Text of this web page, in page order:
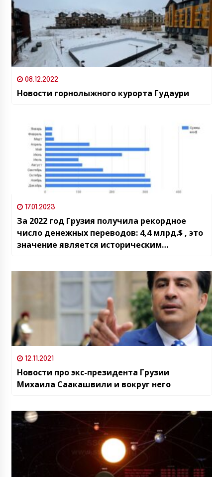
08.12.2022
Новости горнолыжного курорта Гудаури
17.01.2023
За 2022 год Грузия получила рекордное
число денежных переводов: 4,4 млрд.$ , это
значение является историческим
12.11.2021
Новости про экс-президента Грузии
Михаила Саакашвили и вокруг него